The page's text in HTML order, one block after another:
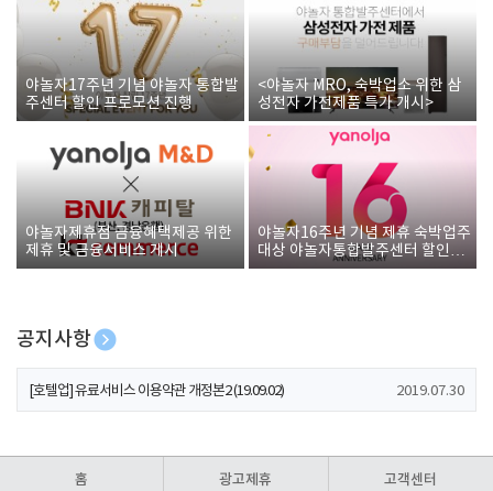
야놀자17주년 기념 야놀자 통합발
주센터 할인 프로모션 진행
<야놀자 MRO, 숙박업소 위한 삼
성전자 가전제품 특가 개시>
야놀자제휴점 금융혜택제공 위한
제휴 및 금융서비스 게시
야놀자16주년 기념 제휴 숙박업주
대상 야놀자통합발주센터 할인쿠
폰 증정
공지사항
[호텔업] 개인정보 처리방침 개정본1 (19.09.02)
[호텔업] 유료서비스 이용약관 개정본2 (19.09.02) 2019.07.30
홈 광고제휴 고객센터